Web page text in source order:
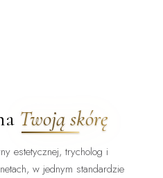
Twoją skórę
estetycznej, trycholog i
w jednym standardzie